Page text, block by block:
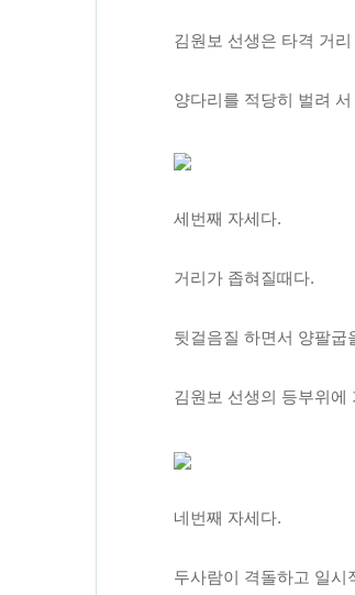
김원보 선생은 타격 거
양다리를 적당히 벌려
세번째 자세다.
거리가 좁혀질때다.
뒷걸음질 하면서 양팔굽
김원보 선생의 등부위에
네번째 자세다.
두사람이 격돌하고 일시